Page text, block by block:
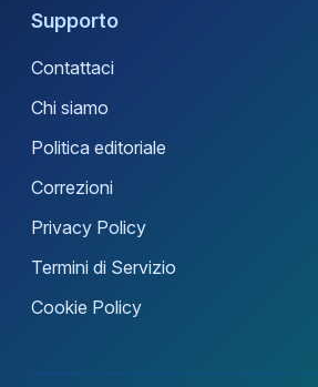
Supporto
Contattaci
Chi siamo
Politica editoriale
Correzioni
Privacy Policy
Termini di Servizio
Cookie Policy